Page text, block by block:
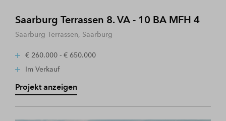
Saarburg Terrassen 8. VA - 10 BA MFH 4
Saarburg Terrassen, Saarburg
€ 260.000 - € 650.000
Im Verkauf
Projekt anzeigen